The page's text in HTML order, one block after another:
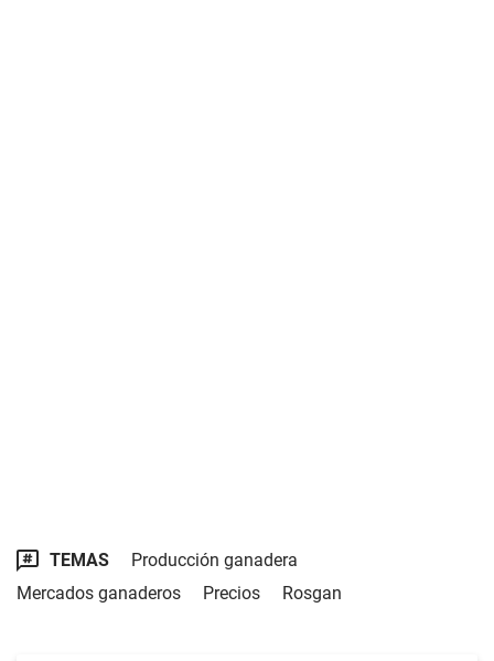
TEMAS
Producción ganadera
Mercados ganaderos
Precios Rosgan